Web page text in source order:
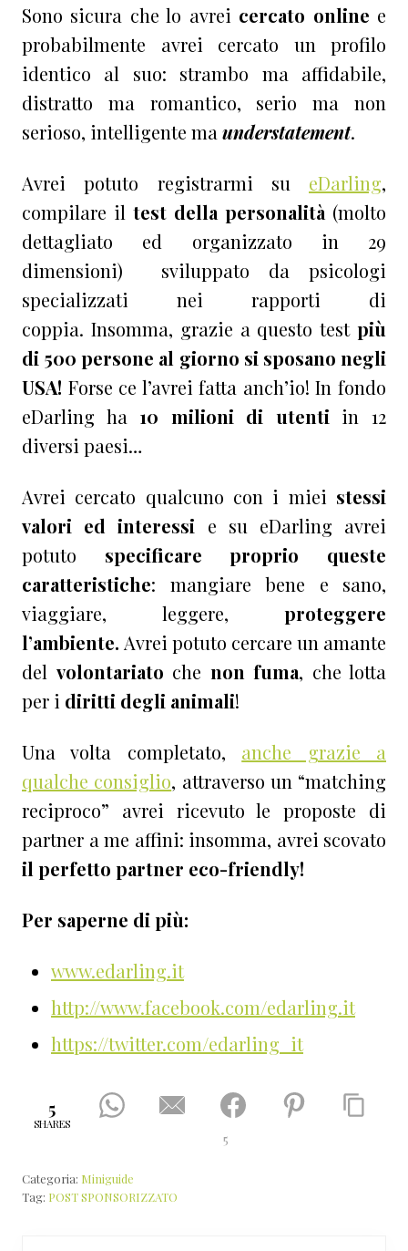
Sono sicura che lo avrei cercato online e
probabilmente avrei cercato un profilo
identico al suo: strambo ma affidabile,
distratto ma romantico, serio ma non
serioso, intelligente ma understatement.
Avrei potuto registrarmi su eDarling,
compilare il test della personalità (molto
dettagliato ed organizzato in 29
dimensioni) sviluppato da psicologi
specializzati nei rapporti di
coppia. Insomma, grazie a questo test più
di 500 persone al giorno si sposano negli
USA! Forse ce l’avrei fatta anch’io! In fondo
eDarling ha 10 milioni di utenti in 12
diversi paesi…
Avrei cercato qualcuno con i miei stessi
valori ed interessi e su eDarling avrei
potuto specificare proprio queste
caratteristiche: mangiare bene e sano,
viaggiare, leggere, proteggere
l’ambiente. Avrei potuto cercare un amante
del volontariato che non fuma, che lotta
per i diritti degli animali!
Una volta completato, anche grazie a
qualche consiglio, attraverso un “matching
reciproco” avrei ricevuto le proposte di
partner a me affini: insomma, avrei scovato
il perfetto partner eco-friendly!
Per saperne di più:
www.edarling.it
http://www.facebook.com/edarling.it
https://twitter.com/edarling_it
5
SHARES
5
Categoria: Miniguide
Tag: POST SPONSORIZZATO